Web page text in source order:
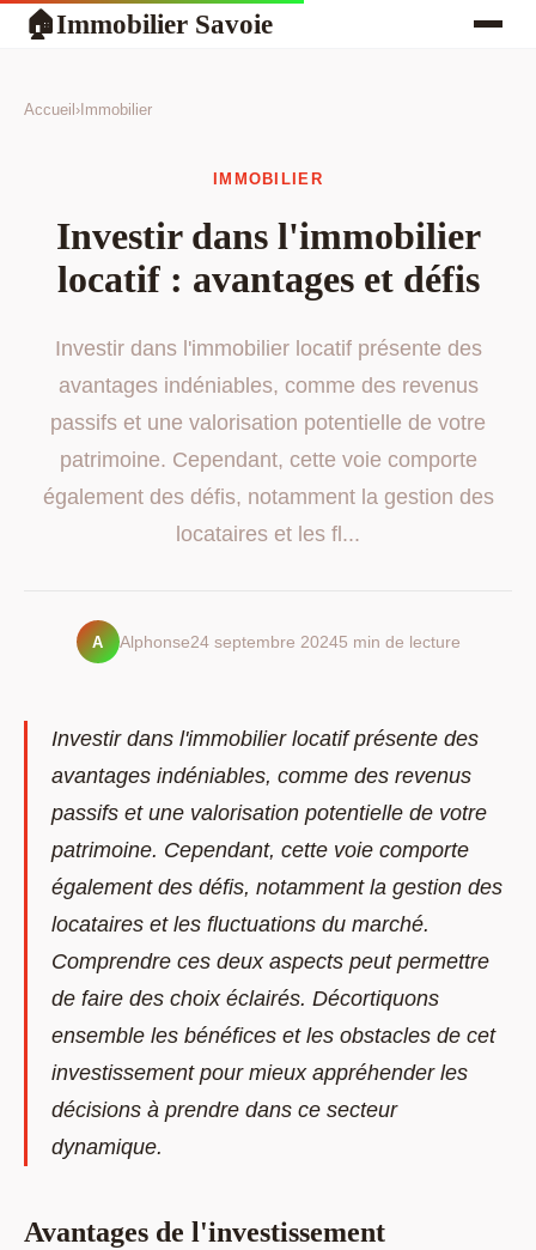
🏠Immobilier Savoie
Accueil › Immobilier
IMMOBILIER
Investir dans l'immobilier
locatif : avantages et défis
Investir dans l'immobilier locatif présente des
avantages indéniables, comme des revenus
passifs et une valorisation potentielle de votre
patrimoine. Cependant, cette voie comporte
également des défis, notamment la gestion des
locataires et les fl...
A Alphonse24 septembre 20245 min de lecture
Investir dans l'immobilier locatif présente des
avantages indéniables, comme des revenus
passifs et une valorisation potentielle de votre
patrimoine. Cependant, cette voie comporte
également des défis, notamment la gestion des
locataires et les fluctuations du marché.
Comprendre ces deux aspects peut permettre
de faire des choix éclairés. Décortiquons
ensemble les bénéfices et les obstacles de cet
investissement pour mieux appréhender les
décisions à prendre dans ce secteur
dynamique.
Avantages de l'investissement